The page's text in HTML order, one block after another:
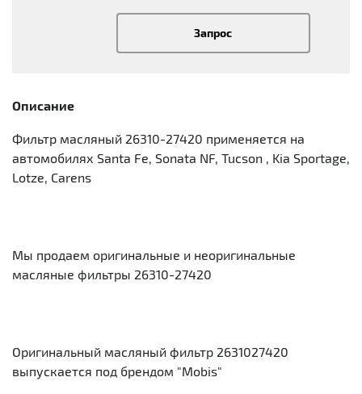
Запрос
Описание
Фильтр масляный 26310-27420 применяется на
автомобилях Santa Fe, Sonata NF, Tucson , Kia Sportage,
Lotze, Carens
Мы продаем оригинальные и неоригинальные
масляные фильтры 26310-27420
Оригинальный масляный фильтр 2631027420
выпускается под брендом "Mobis"